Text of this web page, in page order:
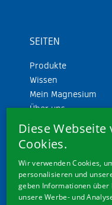
SEITEN
Produkte
Wissen
Mein Magnesium
Über uns
WEITERE LINKS
Diese Webseite
Cookies.
Wir verwenden Cookies,
personalisieren und
geben Informationen über
unsere Werbe- und